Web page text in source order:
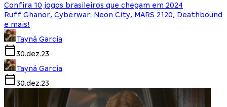
Confira 10 jogos brasileiros que chegam em 2024
Ruff Ghanor, Cyberwar: Neon City, MARS 2120, Deathbound
e mais!
Tayná Garcia
30.dez.23
Tayná Garcia
30.dez.23